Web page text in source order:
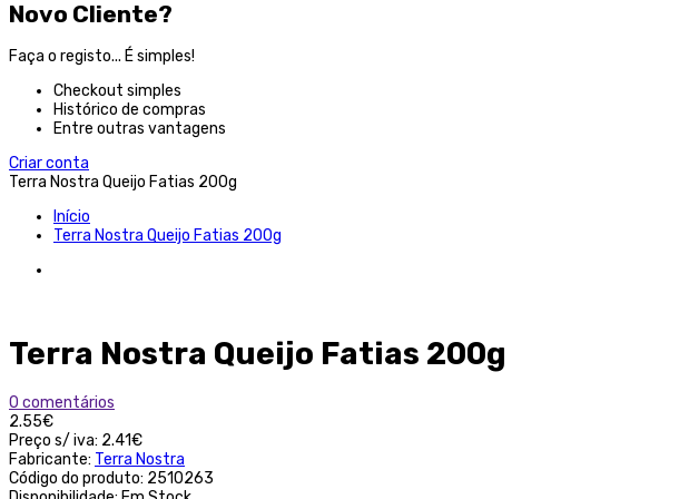
Novo Cliente?
Faça o registo... É simples!
Checkout simples
Histórico de compras
Entre outras vantagens
Criar conta
Terra Nostra Queijo Fatias 200g
Início
Terra Nostra Queijo Fatias 200g
Terra Nostra Queijo Fatias 200g
0 comentários
2.55€
Preço s/ iva: 2.41€
Fabricante: Terra Nostra
Código do produto: 2510263